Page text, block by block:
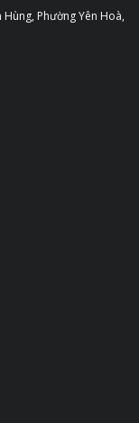
Phường Yên Hoà,